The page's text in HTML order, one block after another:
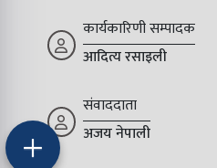
कार्यकारिणी सम्पादक
आदित्य रसाइली
संवाददाता
अजय नेपाली